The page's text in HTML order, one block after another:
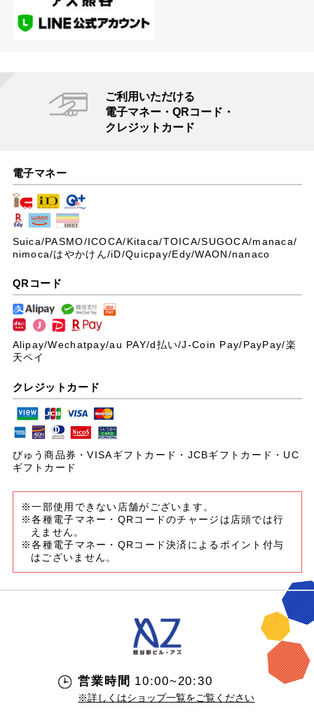
ご利用いただける
電子マネー・QRコード・
クレジットカード
電子マネー
Suica/PASMO/ICOCA/Kitaca/TOICA/SUGOCA/manaca/
nimoca/はやかけん/iD/Quicpay/Edy/WAON/nanaco
QRコード
Alipay/Wechatpay/au PAY/d払い/J-Coin Pay/PayPay/楽
天ペイ
クレジットカード
びゅう商品券・VISAギフトカード・JCBギフトカード・UC
ギフトカード
※一部使用できない店舗がございます。
※各種電子マネー・QRコードのチャージは店頭では行
えません。
※各種電子マネー・QRコード決済によるポイント付与
はございません。
営業時間 10:00~20:30
※詳しくはショップ一覧をご覧ください